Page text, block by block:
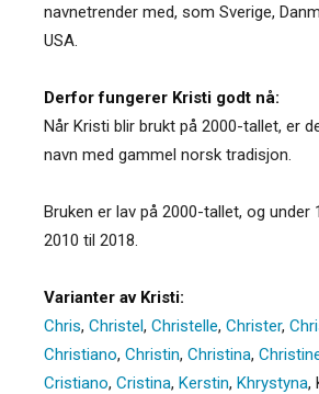
navnetrender med, som Sverige,
USA.
Derfor fungerer Kristi godt nå:
Når Kristi blir brukt på 2000-tallet, er
navn med gammel norsk tradisjon.
Bruken er lav på 2000-tallet, og
2010 til 2018.
Varianter av Kristi:
Chris, Christel, Christelle, Christer,
Christiano, Christin, Christina,
Cristiano, Cristina, Kerstin, Khrystyna,